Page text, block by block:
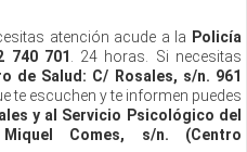
atención acude a la Policía
740 701
. 24 horas. Si necesitas
de Salud: C/ Rosales, s/n. 961
te escuchen y te informen puedes
y al Servicio Psicológico del
Comes, s/n. (Centro